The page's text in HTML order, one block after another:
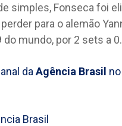
simples, Fonseca foi
para o alemão
do mundo, por 2 sets a 0.
da Agência Brasil
Brasil